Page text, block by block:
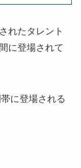
れたタレント
に登場されて
に登場される